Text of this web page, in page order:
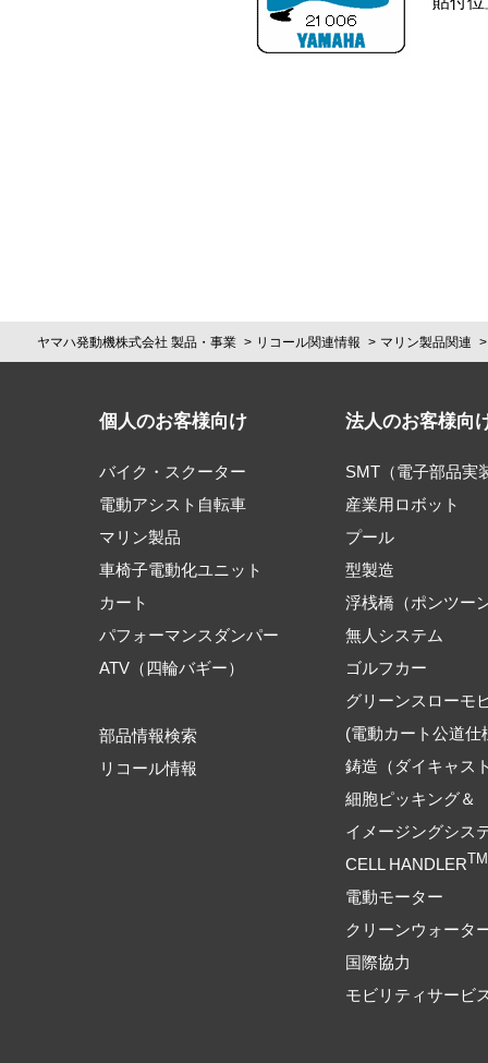
ヤマハ発動機株式会社 製品・事業 リコール関連情報 マリン製品関連
個人のお客様向け
バイク・スクーター
電動アシスト自転車
マリン製品
車椅子電動化ユニット
カート
パフォーマンスダンパー
ATV（四輪バギー）
部品情報検索
リコール情報
法人のお客様向
SMT（電子部品実
産業用ロボット
プール
型製造
浮桟橋（ポンツー
無人システム
ゴルフカー
グリーンスローモ
(電動カート公道仕
鋳造（ダイキャス
細胞ピッキング＆
イメージングシス
CELL HANDLERTM
電動モーター
クリーンウォータ
国際協力
モビリティサービ